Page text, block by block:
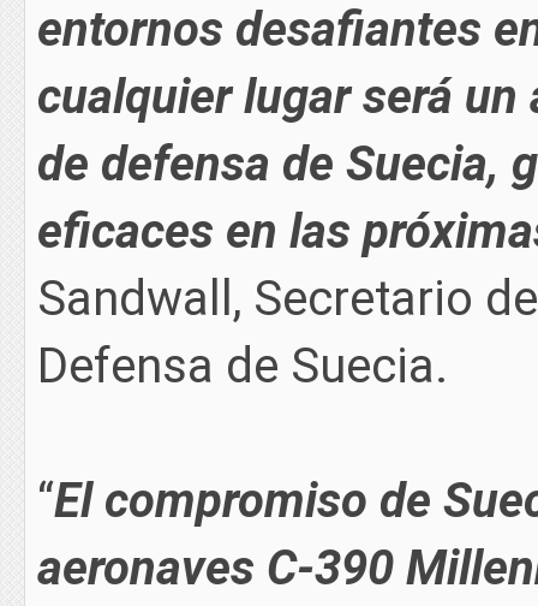
entornos desafiantes
cualquier lugar será
de defensa de Suecia,
eficaces en las
Sandwall, Secretario
Defensa de Suecia.
“El compromiso de
aeronaves C-390